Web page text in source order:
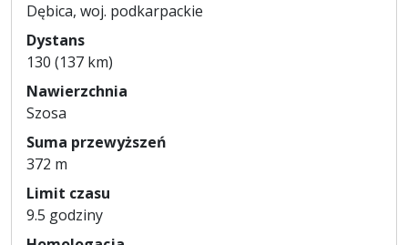
Dębica, woj. podkarpackie
Dystans
130 (137 km)
Nawierzchnia
Szosa
Suma przewyższeń
372 m
Limit czasu
9.5 godziny